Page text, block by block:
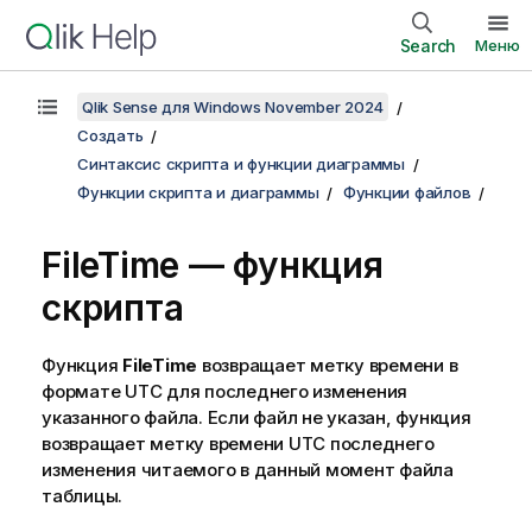
Search Меню
Qlik Sense для Windows November 2024
Создать
Синтаксис скрипта и функции диаграммы
Функции скрипта и диаграммы
Функции файлов
FileTime — функция
скрипта
Функция FileTime возвращает метку времени в
формате UTC для последнего изменения
указанного файла. Если файл не указан, функция
возвращает метку времени UTC последнего
изменения читаемого в данный момент файла
таблицы.